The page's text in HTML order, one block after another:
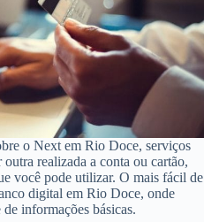
o Next em Rio Doce, serviços
realizada a conta ou cartão,
você pode utilizar. O mais fácil de
digital em Rio Doce, onde
informações básicas.